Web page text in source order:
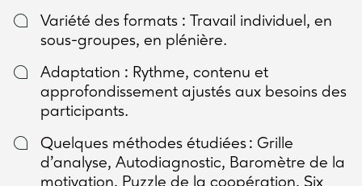
Variété des formats : Travail individuel, en
sous-groupes, en plénière.
Adaptation : Rythme, contenu et
approfondissement ajustés aux besoins des
participants.
Quelques méthodes étudiées : Grille
d’analyse, Autodiagnostic, Baromètre de la